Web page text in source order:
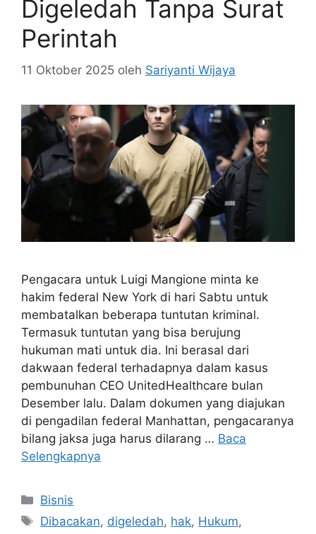
Digeledah Tanpa Surat
Perintah
11 Oktober 2025 oleh Sariyanti Wijaya
Pengacara untuk Luigi Mangione minta ke
hakim federal New York di hari Sabtu untuk
membatalkan beberapa tuntutan kriminal.
Termasuk tuntutan yang bisa berujung
hukuman mati untuk dia. Ini berasal dari
dakwaan federal terhadapnya dalam kasus
pembunuhan CEO UnitedHealthcare bulan
Desember lalu. Dalam dokumen yang diajukan
di pengadilan federal Manhattan, pengacaranya
bilang jaksa juga harus dilarang … Baca
Selengkapnya
Kategori
Bisnis
Tag
Dibacakan, digeledah, hak, Hukum,